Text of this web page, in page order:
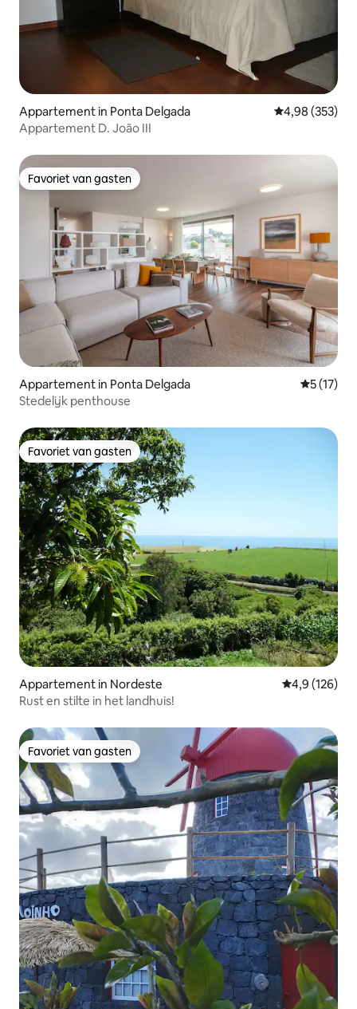
Appartement in Ponta Delgada Gemiddelde
4,98 (353)
Appartement D. João III
Favoriet van gasten
Favoriet van gasten
Appartement in Ponta Delgada
5 (17)
Stedelijk penthouse
Favoriet van gasten
Favoriet van gasten
Appartement in Nordeste Gemiddelde
4,9 (126)
Rust en stilte in het landhuis!
Favoriet van gasten
Favoriet van gasten